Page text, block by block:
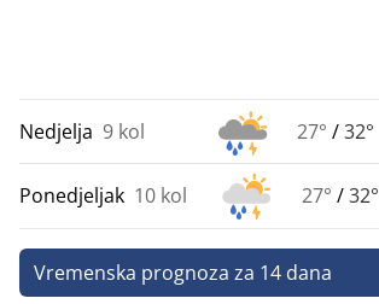
Nedjelja 9 kol 27° /32°
Ponedjeljak 10 kol 27° /32°
Vremenska prognoza za 14 dana